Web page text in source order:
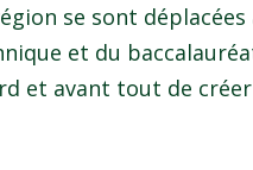
se sont
et du
et avant tout de